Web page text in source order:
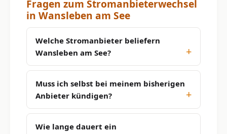
Fragen zum Stromanbieterwechsel
in Wansleben am See
Welche Stromanbieter beliefern
Wansleben am See?
Muss ich selbst bei meinem bisherigen
Anbieter kündigen?
Wie lange dauert ein